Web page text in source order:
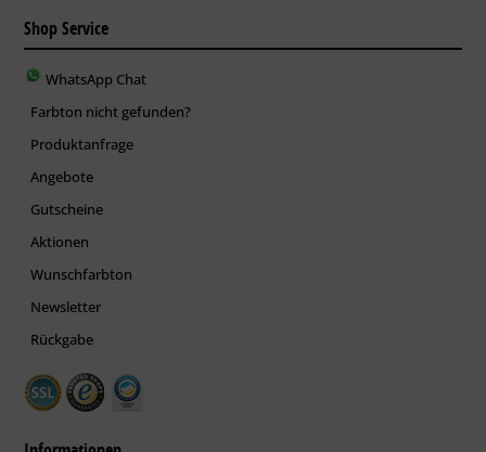
Shop Service
WhatsApp Chat
Farbton nicht gefunden?
Produktanfrage
Angebote
Gutscheine
Aktionen
Wunschfarbton
Newsletter
Rückgabe